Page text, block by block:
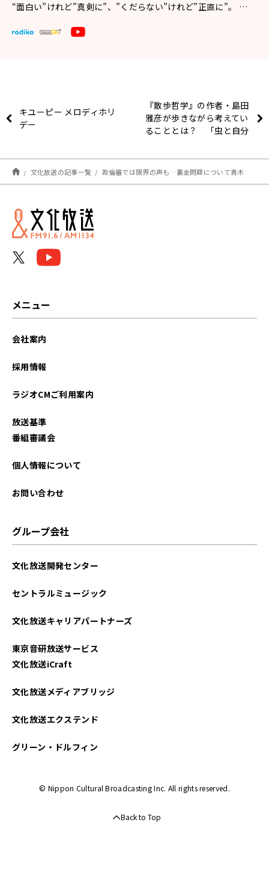
“面白い”けれど”真剣に”、”くだらない”けれど”正直に”。 …
キユーピー メロディホリ
デー
『散歩哲学』の作者・島田
雅彦が歩きながら考えてい
ることとは？ 「虫と自分
文化放送の記事一覧 政倫審では限界の声も…裏金問題について青木氏「政倫審じゃなくてきちんと証人喚問で」
メニュー
会社案内
採用情報
ラジオCMご利用案内
放送基準
番組審議会
個人情報について
お問い合わせ
グループ会社
文化放送開発センター
セントラルミュージック
文化放送キャリアパートナーズ
東京音研放送サービス
文化放送iCraft
文化放送メディアブリッジ
文化放送エクステンド
グリーン・ドルフィン
© Nippon Cultural Broadcasting Inc. All rights reserved.
Back to Top